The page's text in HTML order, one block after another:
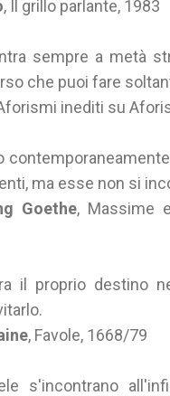
, Il grillo parlante, 1983
sempre a metà
che puoi fare
inediti su
ma esse non si
Goethe, Massime
il proprio destino
, Favole, 1668/79
s'incontrano